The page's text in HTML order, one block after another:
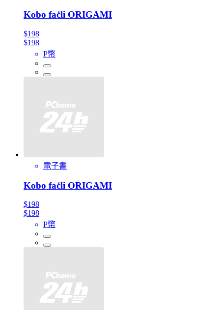
Kobo faċli ORIGAMI
$198
$198
P幣
電子書
Kobo faċli ORIGAMI
$198
$198
P幣